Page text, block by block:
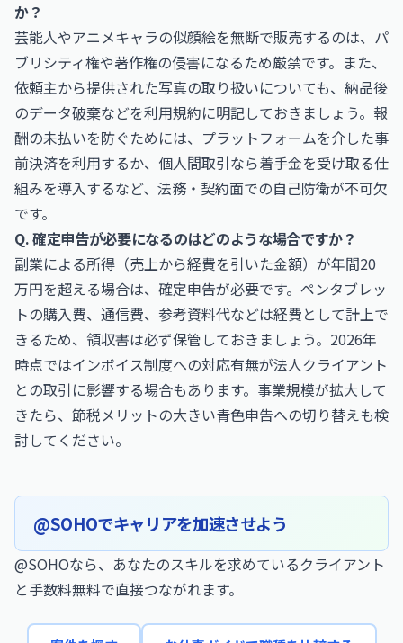
か？
芸能人やアニメキャラの似顔絵を無断で販売するのは、パ
ブリシティ権や著作権の侵害になるため厳禁です。また、
依頼主から提供された写真の取り扱いについても、納品後
のデータ破棄などを利用規約に明記しておきましょう。報
酬の未払いを防ぐためには、プラットフォームを介した事
前決済を利用するか、個人間取引なら着手金を受け取る仕
組みを導入するなど、法務・契約面での自己防衛が不可欠
です。
Q. 確定申告が必要になるのはどのような場合ですか？
副業による所得（売上から経費を引いた金額）が年間20
万円を超える場合は、確定申告が必要です。ペンタブレッ
トの購入費、通信費、参考資料代などは経費として計上で
きるため、領収書は必ず保管しておきましょう。2026年
時点ではインボイス制度への対応有無が法人クライアント
との取引に影響する場合もあります。事業規模が拡大して
きたら、節税メリットの大きい青色申告への切り替えも検
討してください。
@SOHOでキャリアを加速させよう
@SOHOなら、あなたのスキルを求めているクライアント
と手数料無料で直接つながれます。